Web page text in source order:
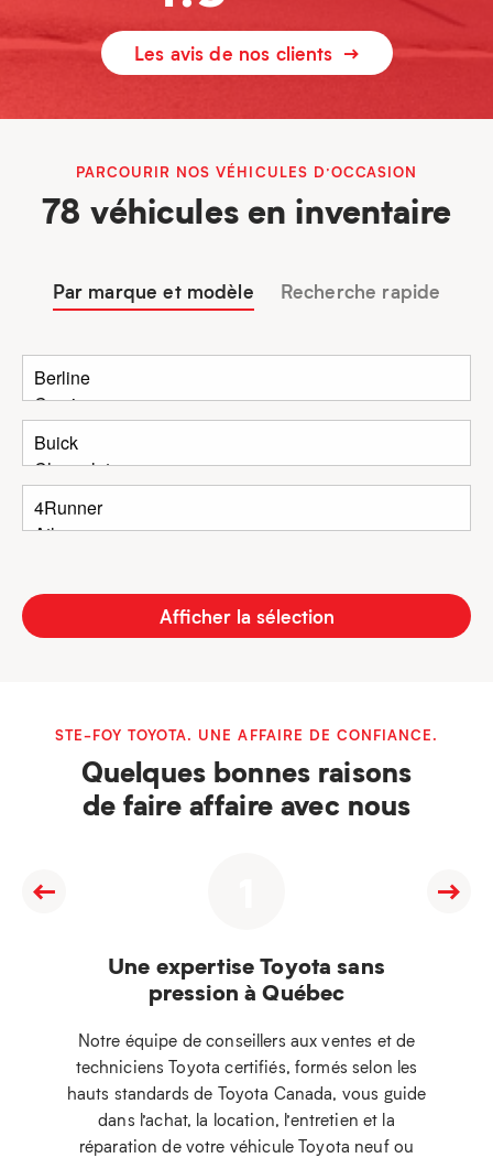
Les avis de nos clients
PARCOURIR NOS VÉHICULES D’OCCASION
78 véhicules en inventaire
Par marque et modèle Recherche rapide
Afficher la sélection
STE-FOY TOYOTA. UNE AFFAIRE DE CONFIANCE.
Quelques bonnes raisons
de faire affaire avec nous
Une expertise Toyota sans
pression à Québec
Notre équipe de conseillers aux ventes et de
techniciens Toyota certifiés, formés selon les
hauts standards de Toyota Canada, vous guide
dans l’achat, la location, l’entretien et la
réparation de votre véhicule Toyota neuf ou